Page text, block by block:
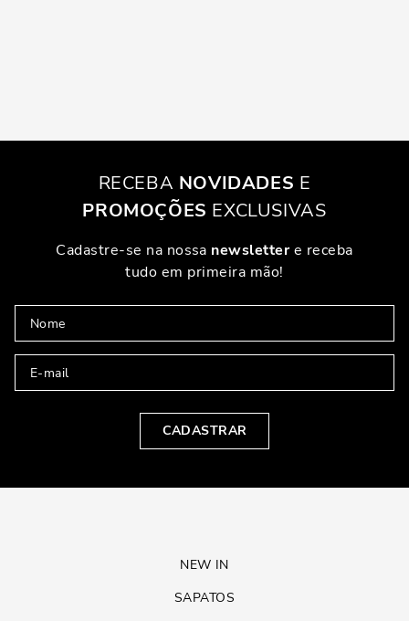
RECEBA NOVIDADES E
PROMOÇÕES EXCLUSIVAS
Cadastre-se na nossa newslettere receba
tudo em primeira mão!
CADASTRAR
NEW IN
SAPATOS